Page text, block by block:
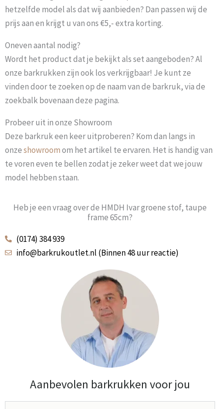
hetzelfde model als dat wij aanbieden? Dan passen wij de
prijs aan en krijgt u van ons €5,- extra korting.
Oneven aantal nodig?
Wordt het product dat je bekijkt als set aangeboden? Al
onze barkrukken zijn ook los verkrijgbaar! Je kunt ze
vinden door te zoeken op de naam van de barkruk, via de
zoekbalk bovenaan deze pagina.
Probeer uit in onze Showroom
Deze barkruk een keer uitproberen? Kom dan langs in
onzeshowroomom het artikel te ervaren. Het is handig van
te voren even te bellen zodat je zeker weet dat we jouw
model hebben staan.
Heb je een vraag over de HMDH Ivar groene stof, taupe
frame 65cm?
(0174) 384 939
info@barkrukoutlet.nl (Binnen 48 uur reactie)
Aanbevolen barkrukken voor jou